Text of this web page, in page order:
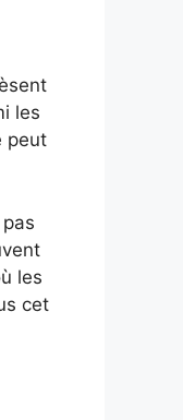
les
peut
les
cet